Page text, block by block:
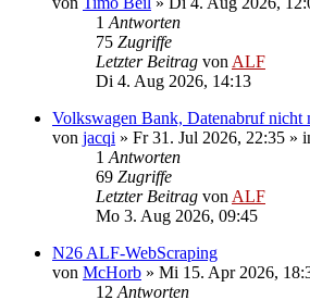
1 Antworten
75 Zugriffe
Letzter Beitrag von ALF
Di 4. Aug 2026, 14:13
Volkswagen Bank, Datenabruf nicht
von jacqi » Fr 31. Jul 2026, 22:35 »
1 Antworten
69 Zugriffe
Letzter Beitrag von ALF
Mo 3. Aug 2026, 09:45
N26 ALF-WebScraping
von McHorb » Mi 15. Apr 2026,
12 Antworten